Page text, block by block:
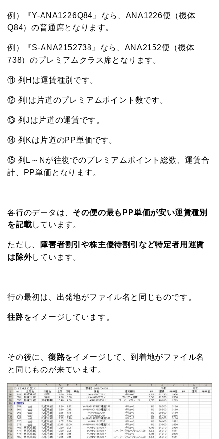
例）『Y-ANA1226Q84』なら、ANA1226便（機体
Q84）の普通席となります。
例）『S-ANA2152738』なら、ANA2152便（機体
738）のプレミアムクラス席となります。
⑪ 列Hは運賃種別です。
⑫ 列Iは片道のプレミアムポイント数です。
⑬ 列Jは片道の運賃です。
⑭ 列Kは片道のPP単価です。
⑮ 列L～Nが往復でのプレミアムポイント総数、運賃合
計、PP単価となります。
各行のデータは、 その便の最もPP単価が安い運賃種別
を記載しています。
ただし、
障害者割引や株主優待割引など特定者用運賃
は除外しています。
行の最初は、出発地がファイル名と同じものです。
往路をイメージしています。
その後に、 復路をイメージして、到着地がファイル名
と同じものが来ています。